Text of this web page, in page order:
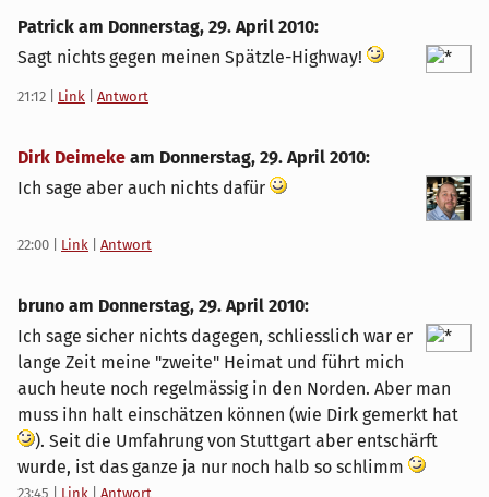
Patrick am Donnerstag, 29. April 2010:
Sagt nichts gegen meinen Spätzle-Highway!
21:12 Link Antwort
Dirk Deimeke am Donnerstag, 29. April 2010:
Ich sage aber auch nichts dafür
22:00 Link Antwort
bruno am Donnerstag, 29. April 2010:
Ich sage sicher nichts dagegen, schliesslich war er
lange Zeit meine "zweite" Heimat und führt mich
auch heute noch regelmässig in den Norden. Aber man
muss ihn halt einschätzen können (wie Dirk gemerkt hat
). Seit die Umfahrung von Stuttgart aber entschärft
wurde, ist das ganze ja nur noch halb so schlimm
23:45 Link Antwort